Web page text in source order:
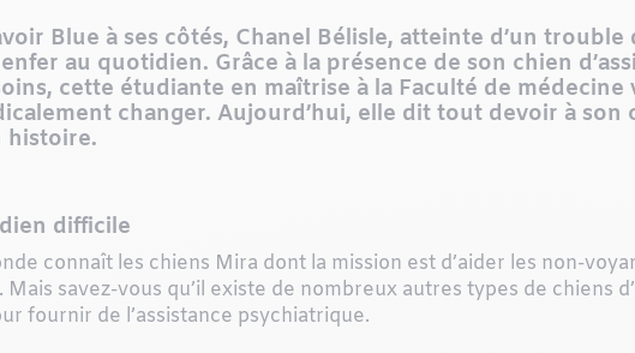
Blue à ses côtés, Chanel Bélisle, atteinte d’un trouble
au quotidien. Grâce à la présence de son chien
cette étudiante en maîtrise à la Faculté de
changer. Aujourd’hui, elle dit tout devoir à
histoire.
difficile
connaît les chiens Mira dont la mission est d’aider les non-
Mais savez-vous qu’il existe de nombreux autres types de chiens
fournir de l’assistance psychiatrique.